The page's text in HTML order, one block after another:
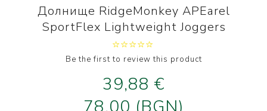
Долнище RidgeMonkey APEarel
SportFlex Lightweight Joggers
Be the first to review this product
39,88 €